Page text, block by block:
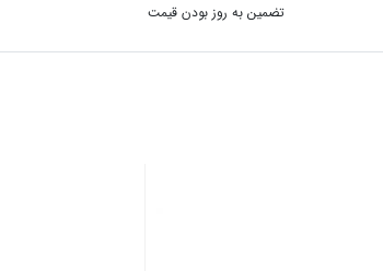
تضمین به روز بودن قیمت